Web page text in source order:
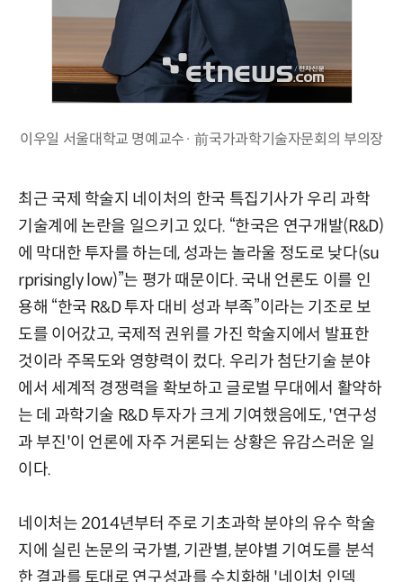
이우일 서울대학교 명예교수· 前국가과학기술자문회의 부의장
최근 국제 학술지 네이처의 한국 특집기사가 우리 과학
기술계에 논란을 일으키고 있다. “한국은 연구개발(R&D)
에 막대한 투자를 하는데, 성과는 놀라울 정도로 낮다(su
rprisingly low)”는 평가 때문이다. 국내 언론도 이를 인
용해 “한국 R&D 투자 대비 성과 부족”이라는 기조로 보
도를 이어갔고, 국제적 권위를 가진 학술지에서 발표한
것이라 주목도와 영향력이 컸다. 우리가 첨단기술 분야
에서 세계적 경쟁력을 확보하고 글로벌 무대에서 활약하
는 데 과학기술 R&D 투자가 크게 기여했음에도, '연구성
과 부진'이 언론에 자주 거론되는 상황은 유감스러운 일
이다.
네이처는 2014년부터 주로 기초과학 분야의 유수 학술
지에 실린 논문의 국가별, 기관별, 분야별 기여도를 분석
한 결과를 토대로 연구성과를 수치화해 '네이처 인덱